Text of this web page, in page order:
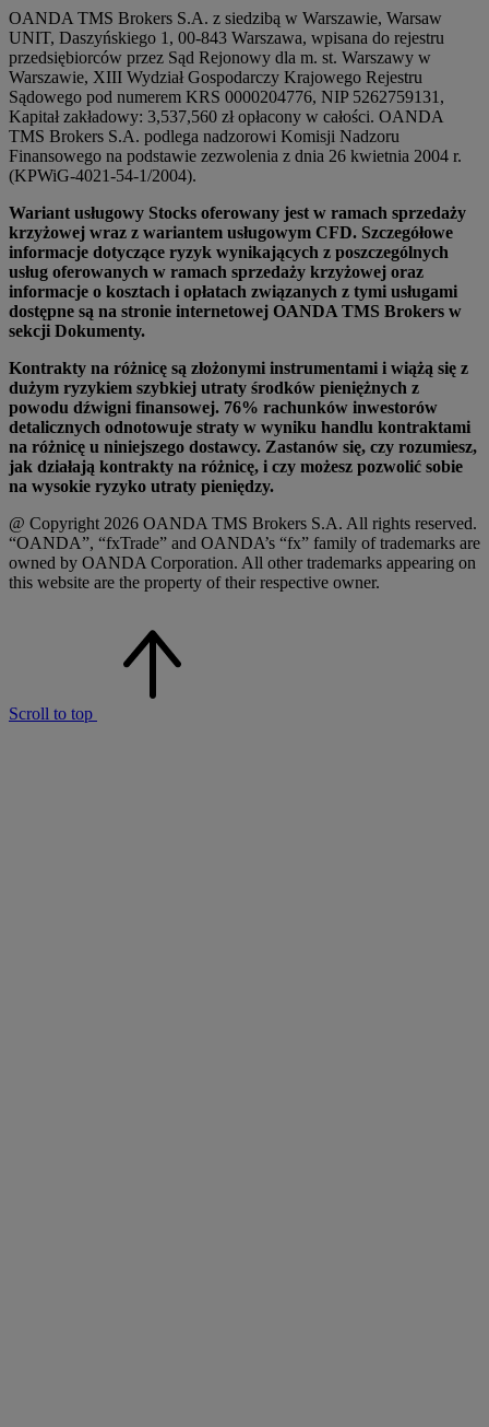
OANDA TMS Brokers S.A. z siedzibą w Warszawie, Warsaw
UNIT, Daszyńskiego 1, 00-843 Warszawa, wpisana do rejestru
przedsiębiorców przez Sąd Rejonowy dla m. st. Warszawy w
Warszawie, XIII Wydział Gospodarczy Krajowego Rejestru
Sądowego pod numerem KRS 0000204776, NIP 5262759131,
Kapitał zakładowy: 3,537,560 zł opłacony w całości. OANDA
TMS Brokers S.A. podlega nadzorowi Komisji Nadzoru
Finansowego na podstawie zezwolenia z dnia 26 kwietnia 2004 r.
(KPWiG-4021-54-1/2004).
Wariant usługowy Stocks oferowany jest w ramach sprzedaży
krzyżowej wraz z wariantem usługowym CFD. Szczegółowe
informacje dotyczące ryzyk wynikających z poszczególnych
usług oferowanych w ramach sprzedaży krzyżowej oraz
informacje o kosztach i opłatach związanych z tymi usługami
dostępne są na stronie internetowej OANDA TMS Brokers w
sekcji Dokumenty.
Kontrakty na różnicę są złożonymi instrumentami i wiążą się z
dużym ryzykiem szybkiej utraty środków pieniężnych z
powodu dźwigni finansowej. 76% rachunków inwestorów
detalicznych odnotowuje straty w wyniku handlu kontraktami
na różnicę u niniejszego dostawcy. Zastanów się, czy rozumiesz,
jak działają kontrakty na różnicę, i czy możesz pozwolić sobie
na wysokie ryzyko utraty pieniędzy.
@ Copyright 2026 OANDA TMS Brokers S.A. All rights reserved.
“OANDA”, “fxTrade” and OANDA’s “fx” family of trademarks are
owned by OANDA Corporation. All other trademarks appearing on
this website are the property of their respective owner.
Scroll to top